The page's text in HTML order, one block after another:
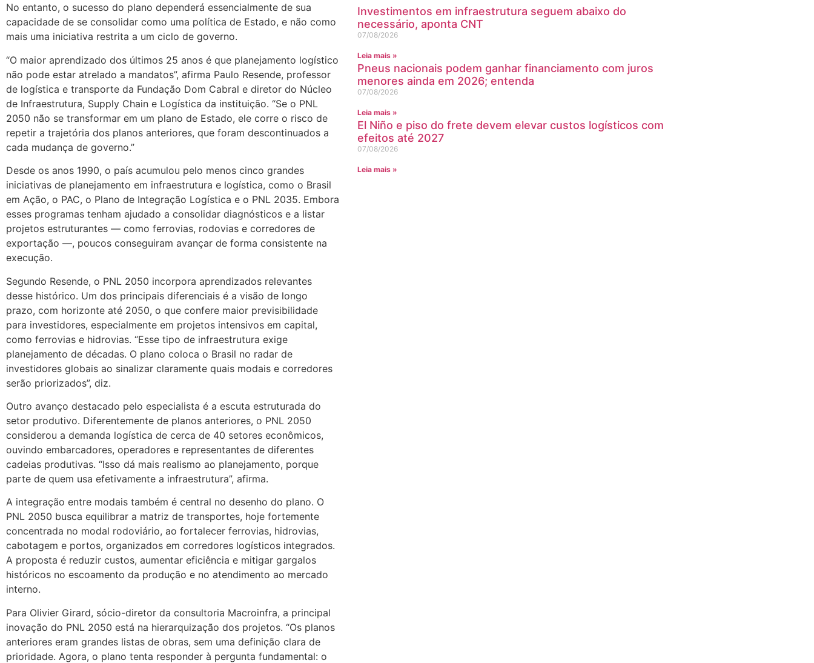
No entanto, o sucesso do plano dependerá essencialmente de sua
capacidade de se consolidar como uma política de Estado, e não como
mais uma iniciativa restrita a um ciclo de governo.
“O maior aprendizado dos últimos 25 anos é que planejamento logístico
não pode estar atrelado a mandatos”, afirma Paulo Resende, professor
de logística e transporte da Fundação Dom Cabral e diretor do Núcleo
de Infraestrutura, Supply Chain e Logística da instituição. “Se o PNL
2050 não se transformar em um plano de Estado, ele corre o risco de
repetir a trajetória dos planos anteriores, que foram descontinuados a
cada mudança de governo.”
Desde os anos 1990, o país acumulou pelo menos cinco grandes
iniciativas de planejamento em infraestrutura e logística, como o Brasil
em Ação, o PAC, o Plano de Integração Logística e o PNL 2035. Embora
esses programas tenham ajudado a consolidar diagnósticos e a listar
projetos estruturantes — como ferrovias, rodovias e corredores de
exportação —, poucos conseguiram avançar de forma consistente na
execução.
Segundo Resende, o PNL 2050 incorpora aprendizados relevantes
desse histórico. Um dos principais diferenciais é a visão de longo
prazo, com horizonte até 2050, o que confere maior previsibilidade
para investidores, especialmente em projetos intensivos em capital,
como ferrovias e hidrovias. “Esse tipo de infraestrutura exige
planejamento de décadas. O plano coloca o Brasil no radar de
investidores globais ao sinalizar claramente quais modais e corredores
serão priorizados”, diz.
Outro avanço destacado pelo especialista é a escuta estruturada do
setor produtivo. Diferentemente de planos anteriores, o PNL 2050
considerou a demanda logística de cerca de 40 setores econômicos,
ouvindo embarcadores, operadores e representantes de diferentes
cadeias produtivas. “Isso dá mais realismo ao planejamento, porque
parte de quem usa efetivamente a infraestrutura”, afirma.
A integração entre modais também é central no desenho do plano. O
PNL 2050 busca equilibrar a matriz de transportes, hoje fortemente
concentrada no modal rodoviário, ao fortalecer ferrovias, hidrovias,
cabotagem e portos, organizados em corredores logísticos integrados.
A proposta é reduzir custos, aumentar eficiência e mitigar gargalos
históricos no escoamento da produção e no atendimento ao mercado
interno.
Para Olivier Girard, sócio-diretor da consultoria Macroinfra, a principal
inovação do PNL 2050 está na hierarquização dos projetos. “Os planos
anteriores eram grandes listas de obras, sem uma definição clara de
prioridade. Agora, o plano tenta responder à pergunta fundamental: o
Investimentos em infraestrutura seguem abaixo do
necessário, aponta CNT
07/08/2026
Leia mais »
Pneus nacionais podem ganhar financiamento com juros
menores ainda em 2026; entenda
07/08/2026
Leia mais »
El Niño e piso do frete devem elevar custos logísticos com
efeitos até 2027
07/08/2026
Leia mais »